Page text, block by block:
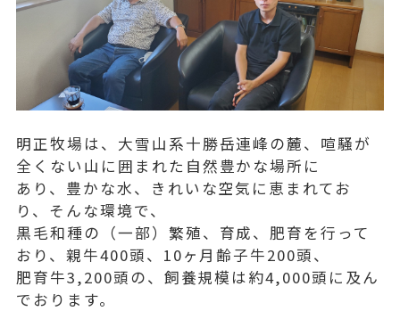
明正牧場は、大雪山系十勝岳連峰の麓、喧騒が
全くない山に囲まれた自然豊かな場所に
あり、豊かな水、きれいな空気に恵まれてお
り、そんな環境で、
黒毛和種の（一部）繁殖、育成、肥育を行って
おり、親牛400頭、10ヶ月齢子牛200頭、
肥育牛3,200頭の、飼養規模は約4,000頭に及ん
でおります。